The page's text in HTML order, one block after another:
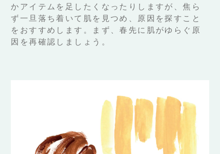
かアイテムを足したくなったりしますが、焦ら
ず一旦落ち着いて肌を見つめ、原因を探すこと
をおすすめします。まず、春先に肌がゆらぐ原
因を再確認しましょう。